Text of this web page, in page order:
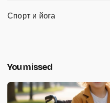
Спорт и йога
You missed